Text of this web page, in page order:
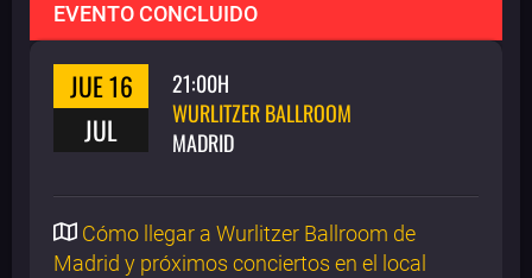
EVENTO CONCLUIDO
JUE 16
JUL
21:00H
WURLITZER BALLROOM
MADRID
Cómo llegar a Wurlitzer Ballroom de
Madrid y próximos conciertos en el local